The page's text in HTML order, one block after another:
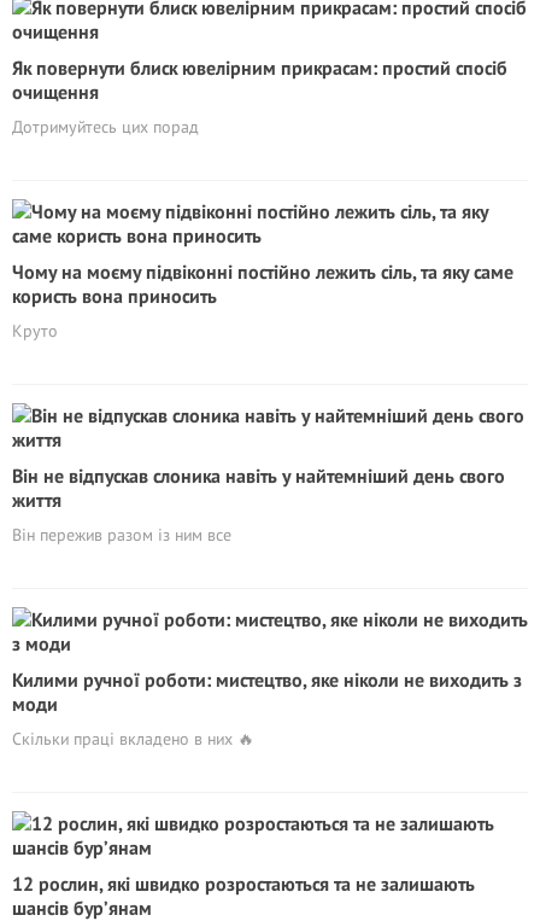
Як повернути блиск ювелірним прикрасам: простий спосіб
очищення
Дотримуйтесь цих порад
Чому на моєму підвіконні постійно лежить сіль, та яку саме
користь вона приносить
Круто
Він не відпускав слоника навіть у найтемніший день свого
життя
Він пережив разом із ним все
Килими ручної роботи: мистецтво, яке ніколи не виходить з
моди
Скільки праці вкладено в них 🔥
12 рослин, які швидко розростаються та не залишають
шансів бур’янам